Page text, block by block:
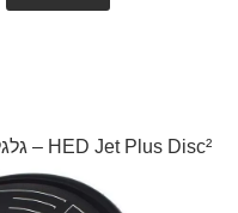
HED Jet Plus Disc² – גלגל דיסק מלא לאחורי